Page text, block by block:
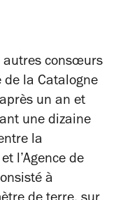
autres consœurs
de la Catalogne
un an et
une dizaine
la
l’Agence de
à